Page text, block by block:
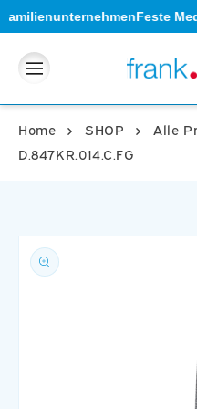
Feste
Direkt
zum
Home SHOP
Alle
D.847KR.014.C.FG